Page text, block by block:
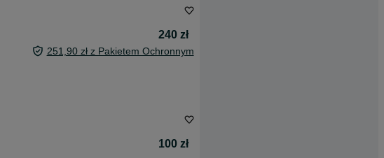
240 zł
251,90 zł z Pakietem Ochronnym
100 zł